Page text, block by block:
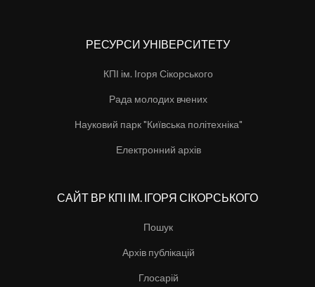
РЕСУРСИ УНІВЕРСИТЕТУ
КПІ ім. Ігоря Сікорського
Рада молодих вчених
Науковий парк "Київська політехніка"
Електронний архів
САЙТ ВР КПІ ІМ. ІГОРЯ СІКОРСЬКОГО
Пошук
Архів публікацій
Глосарій